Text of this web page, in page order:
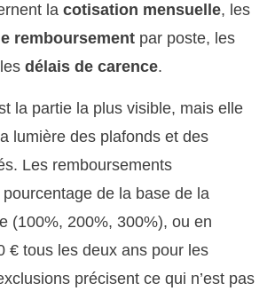
la cotisation mensuelle, les
remboursement par poste, les
délais de carence.
la partie la plus visible, mais elle
lumière des plafonds et des
Les remboursements
pourcentage de la base de la
(100%, 200%, 300%), ou en
€ tous les deux ans pour les
précisent ce qui n’est pas